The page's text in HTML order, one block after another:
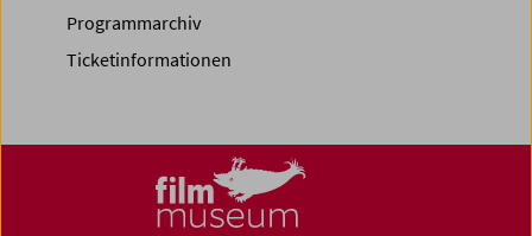
Programmarchiv
Ticketinformationen